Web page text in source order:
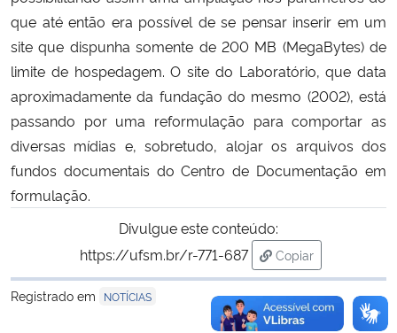
Advocacia-Geral da União
Banco Central do Brasil
Planalto
que até então era possível de se pensar inserir em um
site que dispunha somente de 200 MB (MegaBytes) de
limite de hospedagem. O site do Laboratório, que data
aproximadamente da fundação do mesmo (2002), está
passando por uma reformulação para comportar as
diversas mídias e, sobretudo, alojar os arquivos dos
fundos documentais do Centro de Documentação em
formulação.
Divulgue este conteúdo:
https://ufsm.br/r-771-687
Copiar
para área de
Registrado em
NOTÍCIAS